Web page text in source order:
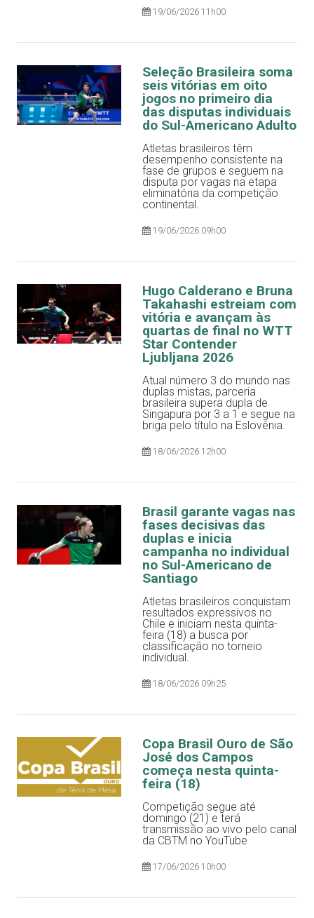
19/06/2026 11h00
Seleção Brasileira soma
seis vitórias em oito
jogos no primeiro dia
das disputas individuais
do Sul-Americano Adulto
Atletas brasileiros têm
desempenho consistente na
fase de grupos e seguem na
disputa por vagas na etapa
eliminatória da competição
continental.
19/06/2026 09h00
Hugo Calderano e Bruna
Takahashi estreiam com
vitória e avançam às
quartas de final no WTT
Star Contender
Ljubljana 2026
Atual número 3 do mundo nas
duplas mistas, parceria
brasileira supera dupla de
Singapura por 3 a 1 e segue na
briga pelo título na Eslovênia.
18/06/2026 12h00
Brasil garante vagas nas
fases decisivas das
duplas e inicia
campanha no individual
no Sul-Americano de
Santiago
Atletas brasileiros conquistam
resultados expressivos no
Chile e iniciam nesta quinta-
feira (18) a busca por
classificação no torneio
individual.
18/06/2026 09h25
Copa Brasil Ouro de São
José dos Campos
começa nesta quinta-
feira (18)
Competição segue até
domingo (21) e terá
transmissão ao vivo pelo canal
da CBTM no YouTube
17/06/2026 10h00